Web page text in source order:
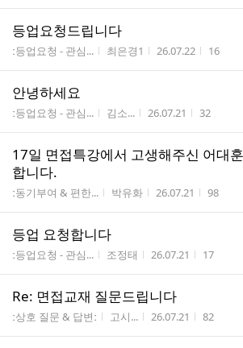
등업요청드립니다
게시판명
ː등업요청 - 관심... 작성자
최은경1 작성시간
26.07.22 조회수
16
안녕하세요
게시판명
ː등업요청 - 관심... 작성자
김소... 작성시간
26.07.21 조회수
32
17일 면접특강에서 고생해주신 어대
합니다.
게시판명
ː동기부여 & 편한... 작성자
박유화 작성시간
26.07.21 조회수
98
등업 요청합니다
게시판명
ː등업요청 - 관심... 작성자
조정태 작성시간
26.07.21 조회수
17
Re: 면접교재 질문드립니다
게시판명
ː상호 질문 & 답변ː 작성자
고시... 작성시간
26.07.21 조회수
82